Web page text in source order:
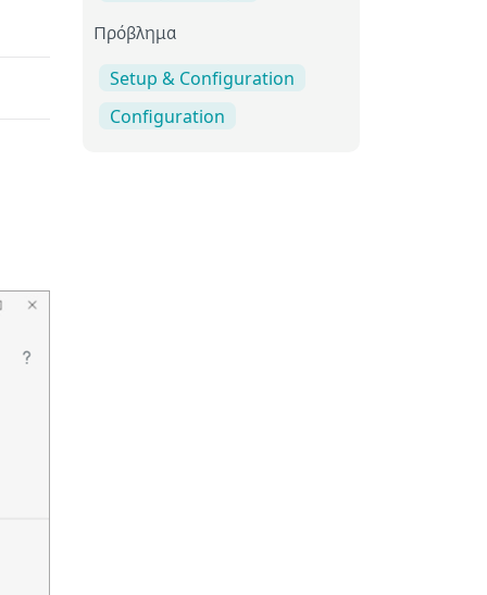
Πρόβλημα
Setup & Configuration
Configuration